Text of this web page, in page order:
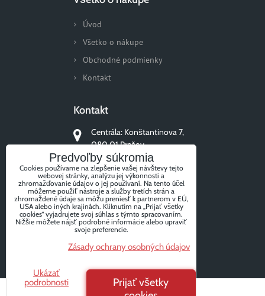
Úvod
Všetko o nákupe
Obchodné podmienky
Kontakt
Kontakt
Centrála: Konštantinova 7,
080 01 Prešov
+421 51/77 311 96
Sledujte nás
FacebookInstagram
Predvoľby súkromia
Cookies používame na zlepšenie vašej návštevy tejto
webovej stránky, analýzu jej výkonnosti a
zhromažďovanie údajov o jej používaní. Na tento účel
môžeme použiť nástroje a služby tretích strán a
zhromaždené údaje sa môžu preniesť k partnerom v EÚ,
USA alebo iných krajinách. Kliknutím na „Prijať všetky
cookies“ vyjadrujete svoj súhlas s týmto spracovaním.
Nižšie môžete nájsť podrobné informácie alebo upraviť
svoje preferencie.
Zásady ochrany osobných údajov
Ukázať
podrobnosti
Prijať všetky